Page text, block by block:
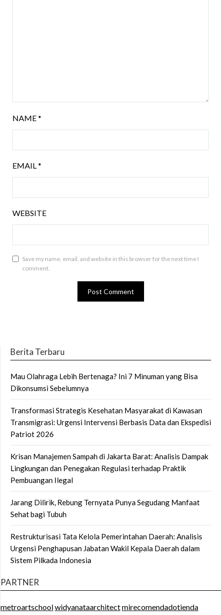
NAME*
EMAIL *
WEBSITE
Save my name, email, and website in this browser for the next time I
comment.
Berita Terbaru
Mau Olahraga Lebih Bertenaga? Ini 7 Minuman yang Bisa
Dikonsumsi Sebelumnya
Transformasi Strategis Kesehatan Masyarakat di Kawasan
Transmigrasi: Urgensi Intervensi Berbasis Data dan Ekspedisi
Patriot 2026
Krisan Manajemen Sampah di Jakarta Barat: Analisis Dampak
Lingkungan dan Penegakan Regulasi terhadap Praktik
Pembuangan Ilegal
Jarang Dilirik, Rebung Ternyata Punya Segudang Manfaat
Sehat bagi Tubuh
Restrukturisasi Tata Kelola Pemerintahan Daerah: Analisis
Urgensi Penghapusan Jabatan Wakil Kepala Daerah dalam
Sistem Pilkada Indonesia
PARTNER
metroartschoolwidyanataarchitectmirecomendadotienda